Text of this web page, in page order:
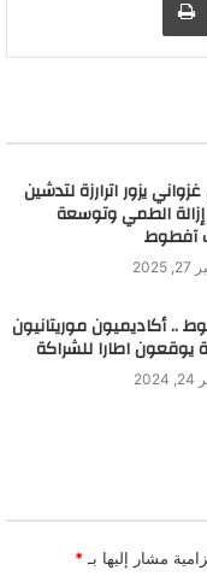
يزور اترارزة لتدشين
الطمي وتوسعة
آفطوط
.. أكاديميون موريتانيون
يوقعون اطارا للشراكة
مشار إليها بـ *